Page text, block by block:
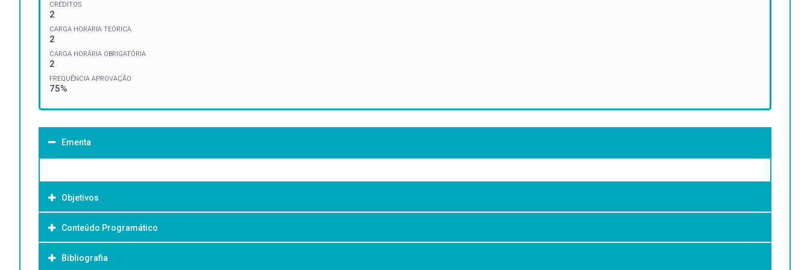
CRÉDITOS
2
CARGA HORÁRIA TEÓRICA
2
CARGA HORÁRIA OBRIGATÓRIA
2
FREQUÊNCIA APROVAÇÃO
75%
Ementa
Objetivos
Objetivo Geral:
Conteúdo Programático
Bibliografia